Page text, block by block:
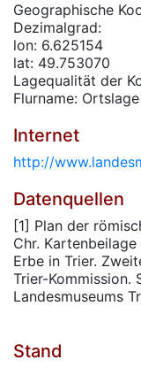
Geographische
Dezimalgrad:
lon: 6.625154
lat: 49.753070
Lagequalität der
Flurname: Ortslage
Internet
http://
Datenquellen
[1] Plan der
Chr.
Erbe in Trier.
Trier-Kommission.
Landesmuseums
Stand